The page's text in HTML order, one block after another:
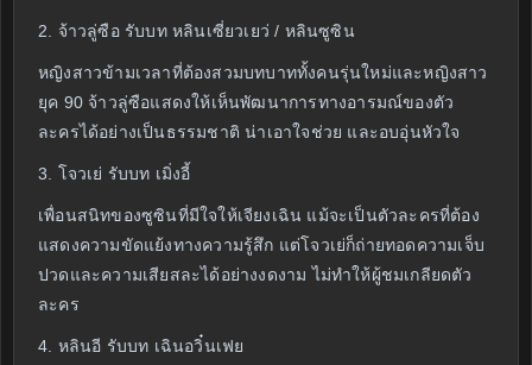
2. จ้าวลู่ซือ รับบท หลินเซี่ยวเยว่ / หลินซูซิน
หญิงสาวข้ามเวลาที่ต้องสวมบทบาททั้งคนรุ่นใหม่และหญิงสาว
ยุค 90 จ้าวลู่ซือแสดงให้เห็นพัฒนาการทางอารมณ์ของตัว
ละครได้อย่างเป็นธรรมชาติ น่าเอาใจช่วย และอบอุ่นหัวใจ
3. โจวเย่ รับบท เมิ่งอี้
เพื่อนสนิทของซูซินที่มีใจให้เจียงเฉิน แม้จะเป็นตัวละครที่ต้อง
แสดงความขัดแย้งทางความรู้สึก แต่โจวเย่ก็ถ่ายทอดความเจ็บ
ปวดและความเสียสละได้อย่างงดงาม ไม่ทำให้ผู้ชมเกลียดตัว
ละคร
4. หลินอี รับบท เฉินอวิ๋นเฟย